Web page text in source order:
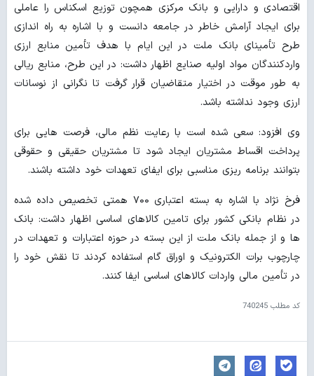
اقتصادی و دارایی و بانک مرکزی همچون توزیع اسکناس را عاملی
برای ایجاد آرامش خاطر در جامعه دانست و با اشاره به راه اندازی
طرح تأمینای بانک ملت در این ایام با هدف تأمین منابع ارزی
واردکنندگان مواد اولیه صنایع اظهار داشت: در این طرح، منابع ریالی
به طور موقت در اختیار متقاضیان قرار گرفت تا نگرانی از نوسانات
ارزی وجود نداشته باشد.
وی افزود: سعی شده است با رعایت نظم مالی، فرصت هایی برای
پرداخت اقساط مشتریان ایجاد شود تا مشتریان حقیقی و حقوقی
بتوانند برنامه ریزی مناسبی برای ایفای تعهدات خود داشته باشند.
فرخ نژاد با اشاره به بسته اعتباری ۷۰۰ همتی تخصیص داده شده
در نظام بانکی کشور برای تامین کالاهای اساسی اظهار داشت: بانک
ها و از جمله بانک ملت از این بسته در حوزه اعتبارات و تعهدات در
چارچوب برات الکترونیک و اوراق گام استفاده کردند تا نقش خود را
در تأمین مالی واردات کالاهای اساسی ایفا کنند.
کد مطلب 740245